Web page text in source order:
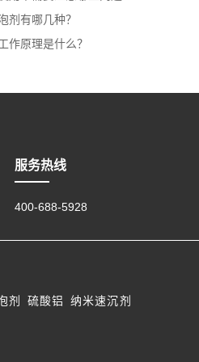
剂有哪几种？
作原理是什么？
服务热线
400-688-5928
剂 硫酸铝 纳米速沉剂